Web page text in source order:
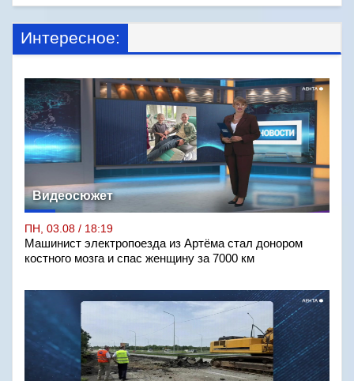
Интересное:
Видеосюжет
ПН, 03.08 / 18:19
Машинист электропоезда из Артёма стал донором
костного мозга и спас женщину за 7000 км